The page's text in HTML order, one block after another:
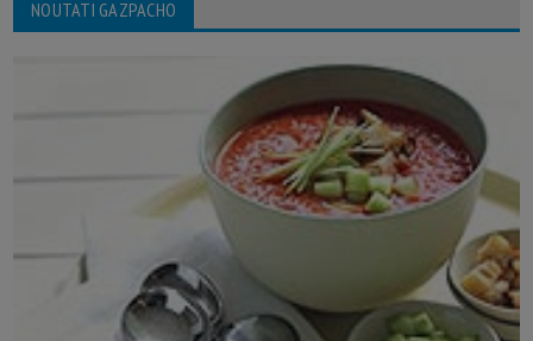
NOUTATI GAZPACHO